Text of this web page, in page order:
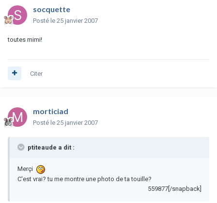
socquette
Posté le 25 janvier 2007
toutes mimi!
Citer
morticiad
Posté le 25 janvier 2007
ptiteaude a dit :
Merçi
C'est vrai? tu me montre une photo de ta touille?
559877[/snapback]